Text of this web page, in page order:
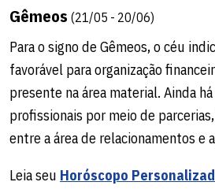
Gêmeos (21/05 - 20/06)
Para o signo de Gêmeos, o céu
favorável para organização
presente na área material. Ainda
profissionais por meio de
entre a área de relacionamentos e
Leia seu Horóscopo